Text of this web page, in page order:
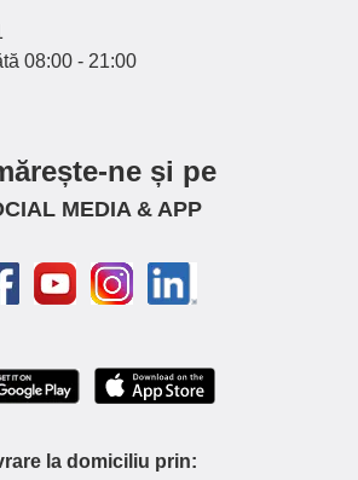
08:00 - 21:00
ne și pe
MEDIA & APP
la domiciliu prin: